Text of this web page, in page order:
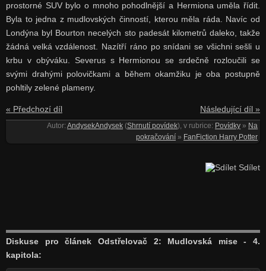
prostorné SUV bylo o mnoho pohodlnější a Hermiona uměla řídit.
Byla to jedna z mudlovských činností, kterou měla ráda. Navíc od
Londýna byl Bourton necelých sto padesát kilometrů daleko, takže
žádná velká vzdálenost. Nazítří ráno po snídani se všichni sešli u
krbu v obýváku. Severus s Hermionou se srdečně rozloučili se
svými drahými polovičkami a během okamžiku je oba postupně
pohltily zelené plameny.
« Předchozí díl Následující díl »
Autor:AndysekAndysek (Shrnutí povídek), v rubrice: Povídky » Na
pokračování » FanFiction Harry Potter
Sdílet
Diskuse pro článek Odstřelovač 2: Mudlovská mise - 4.
kapitola: